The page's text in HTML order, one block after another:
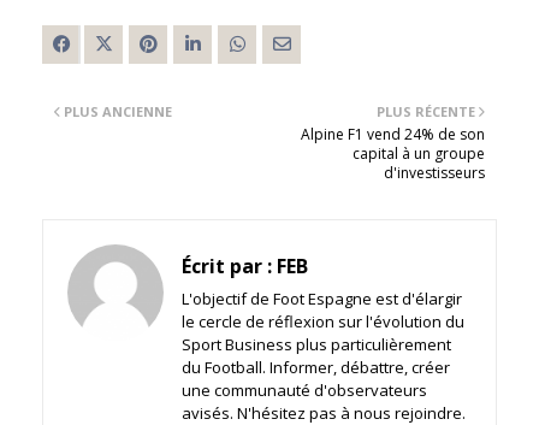
PLUS RÉCENTE
Alpine F1 vend 24% de son
capital à un groupe
d'investisseurs
PLUS ANCIENNE
Écrit par : FEB
L'objectif de Foot Espagne est d'élargir
le cercle de réflexion sur l'évolution du
Sport Business plus particulièrement
du Football. Informer, débattre, créer
une communauté d'observateurs
avisés. N'hésitez pas à nous rejoindre.